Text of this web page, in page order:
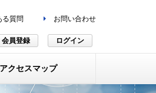
る質問 お問い合わせ
会員登録 ログイン
アクセスマップ